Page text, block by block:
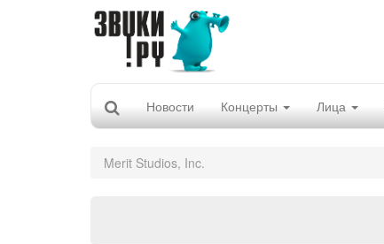
Новости Концерты Лица
Merit Studios, Inc.